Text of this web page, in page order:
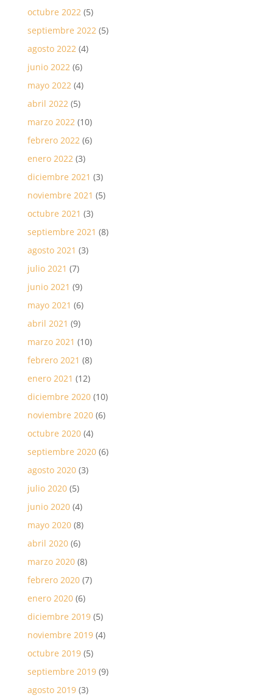
octubre 2022 (5)
septiembre 2022 (5)
agosto 2022 (4)
junio 2022 (6)
mayo 2022 (4)
abril 2022 (5)
marzo 2022 (10)
febrero 2022 (6)
enero 2022 (3)
diciembre 2021 (3)
noviembre 2021 (5)
octubre 2021 (3)
septiembre 2021 (8)
agosto 2021 (3)
julio 2021 (7)
junio 2021 (9)
mayo 2021 (6)
abril 2021 (9)
marzo 2021 (10)
febrero 2021 (8)
enero 2021 (12)
diciembre 2020(10)
noviembre 2020(6)
octubre 2020(4)
septiembre 2020(6)
agosto 2020(3)
julio 2020(5)
junio 2020(4)
mayo 2020(8)
abril 2020(6)
marzo 2020(8)
febrero 2020(7)
enero 2020(6)
diciembre 2019(5)
noviembre 2019(4)
octubre 2019(5)
septiembre 2019(9)
agosto 2019(3)